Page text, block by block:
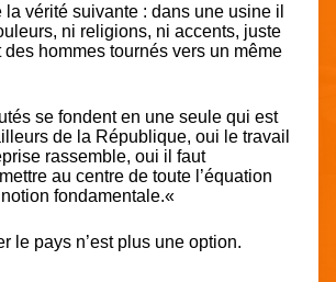
la vérité suivante : dans une usine il
ni religions, ni accents, juste
des hommes tournés vers un même
se fondent en une seule qui est
de la République, oui le travail
rassemble, oui il faut
au centre de toute l’équation
fondamentale.«
le pays n’est plus une option.